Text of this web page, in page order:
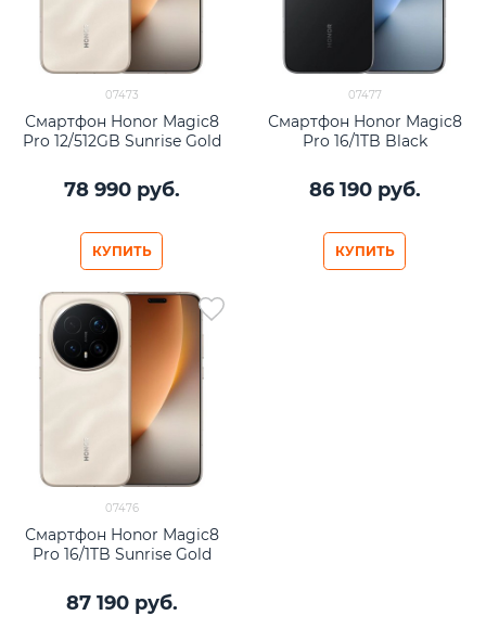
07473
Смартфон Honor Magic8
Pro 12/512GB Sunrise Gold
78 990 руб.
КУПИТЬ
07477
Смартфон Honor Magic8
Pro 16/1TB Black
86 190 руб.
КУПИТЬ
07476
Смартфон Honor Magic8
Pro 16/1TB Sunrise Gold
87 190 руб.